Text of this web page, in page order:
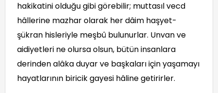
hakikatini olduğu gibi görebilir; muttasıl vecd
hâllerine mazhar olarak her dâim haşyet-
şükran hisleriyle meşbû bulunurlar. Unvan ve
aidiyetleri ne olursa olsun, bütün insanlara
derinden alâka duyar ve başkaları için yaşamayı
hayatlarının biricik gayesi hâline getirirler.